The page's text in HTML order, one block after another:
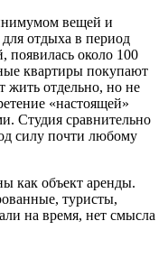
вещей и
отдыха в период
появилась около 100
квартиры покупают
жить отдельно, но не
«настоящей»
Студия сравнительно
силу почти любому
как объект аренды.
туристы,
на время, нет смысла